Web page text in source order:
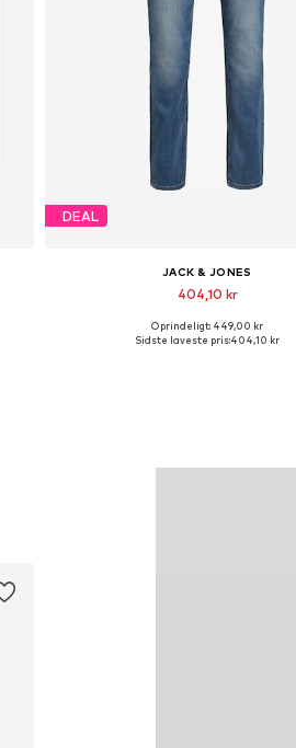
DEAL
JACK & JONES
404,10 kr
Fås i mange størrelser
Oprindeligt: 449,00 kr
Sidste laveste pris:404,10 kr